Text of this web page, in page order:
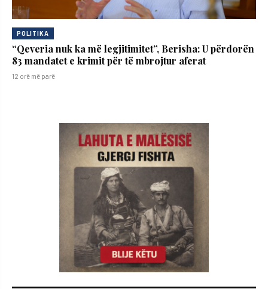
POLITIKA
“Qeveria nuk ka më legjitimitet”, Berisha: U përdorën
83 mandatet e krimit për të mbrojtur aferat
12 orë më parë